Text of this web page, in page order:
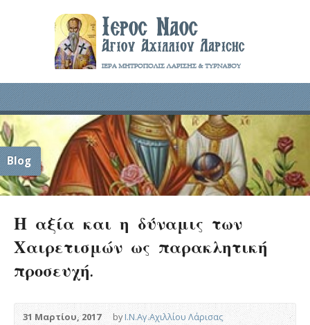
Blog
Η αξία και η δύναμις των
Χαιρετισμών ως παρακλητική
προσευχή.
31 Μαρτίου, 2017 byΙ.Ν.Αγ.Αχιλλίου Λάρισας